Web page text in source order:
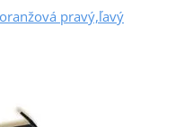
pravý,ľavý